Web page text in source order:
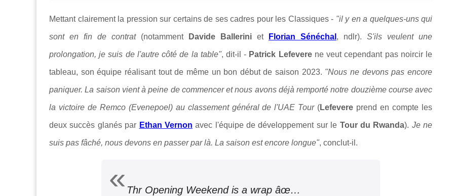
Mettant clairement la pression sur certains de ses cadres pour les Classiques - "il y en a quelques-uns qui
sont en fin de contrat(notamment Davide Ballerini et Florian Sénéchal , ndlr). S'ils veulent une
prolongation, je suis de l'autre côté de la table", dit-il - Patrick Lefeverene veut cependant pas noircir le
tableau, son équipe réalisant tout de même un bon début de saison 2023. "Nous ne devons pas encore
paniquer. La saison vient à peine de commencer et nous avons déjà remporté notre douzième course avec
la victoire de Remco (Evenepoel) au classement général de l'UAE Tour (Lefevere prend en compte les
deux succès glanés par Ethan Vernon avec l'équipe de développement sur le Tour du Rwanda). Je ne
suis pas fâché, nous devons en passer par là. La saison est encore longue", conclut-il.
Thr Opening Weekend is a wrap âœ…